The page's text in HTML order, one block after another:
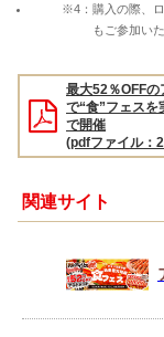
※4：購入の際、
もご参加い
最大52％OFF
で“食”フェス
で開催
(pdfファイル：
関連サイト